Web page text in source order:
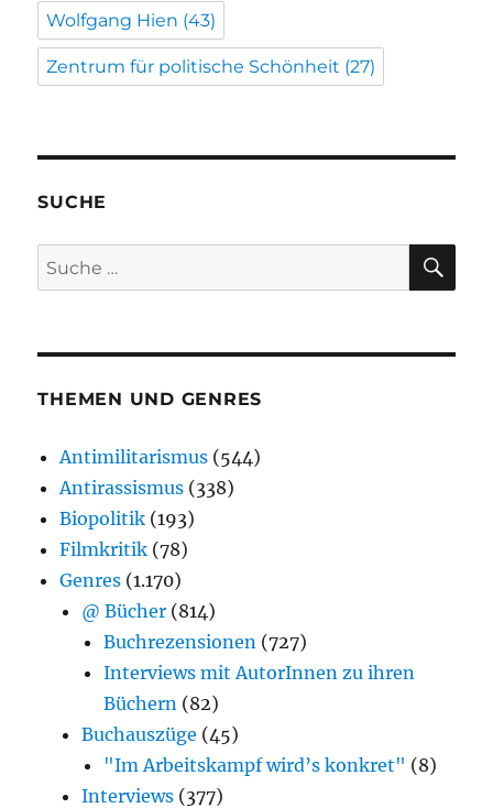
Wolfgang Hien (43)
Zentrum für politische Schönheit (27)
SUCHE
Suche
nach:
THEMEN UND GENRES
Antimilitarismus (544)
Antirassismus (338)
Biopolitik (193)
Filmkritik (78)
Genres (1.170)
@ Bücher (814)
Buchrezensionen (727)
Interviews mit AutorInnen zu ihren
Büchern (82)
Buchauszüge (45)
"Im Arbeitskampf wird’s konkret" (8)
Interviews (377)